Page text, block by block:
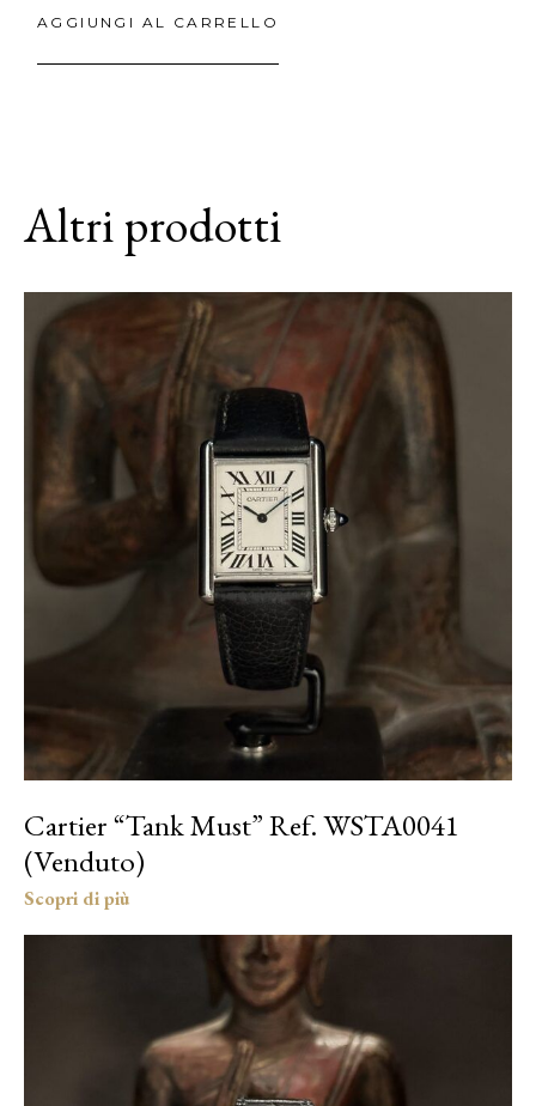
AGGIUNGI AL CARRELLO
Altri prodotti
Cartier “Tank Must” Ref. WSTA0041
(Venduto)